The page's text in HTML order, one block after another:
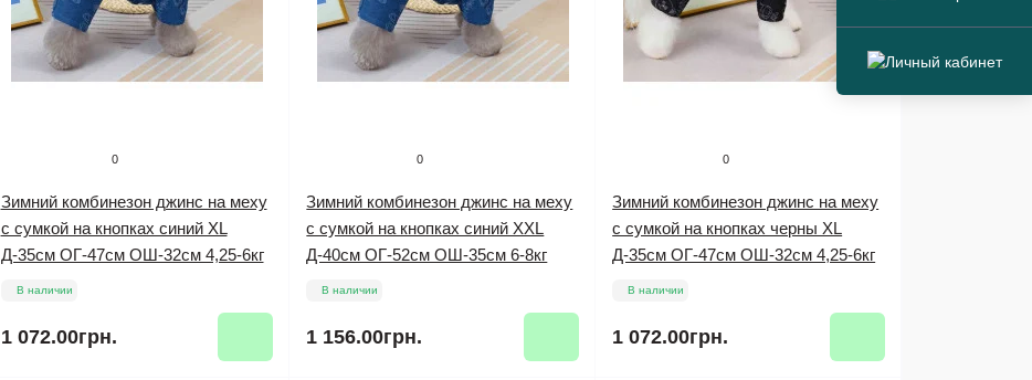
0
Зимний комбинезон джинс на меху
с сумкой на кнопках синий XL
Д-35см ОГ-47см ОШ-32см 4,25-6кг
В наличии
1 072.00грн.
0
Зимний комбинезон джинс на меху
с сумкой на кнопках синий XXL
Д-40см ОГ-52см ОШ-35см 6-8кг
В наличии
1 156.00грн.
0
Зимний комбинезон джинс на меху
с сумкой на кнопках черны XL
Д-35см ОГ-47см ОШ-32см 4,25-6кг
В наличии
1 072.00грн.